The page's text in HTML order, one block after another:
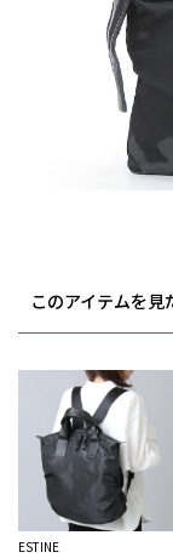
このアイテムを
ESTINE